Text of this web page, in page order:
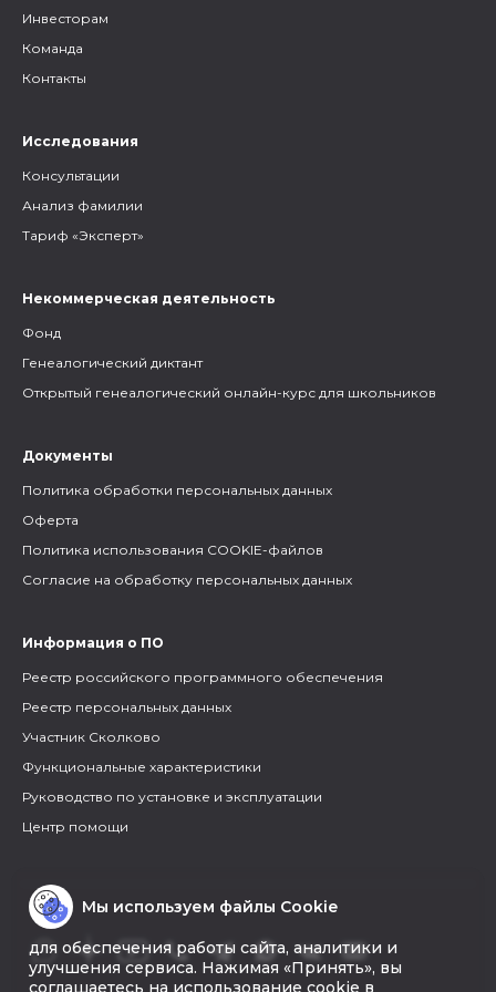
Инвесторам
Команда
Контакты
Исследования
Консультации
Анализ фамилии
Тариф «Эксперт»
Некоммерческая деятельность
Фонд
Генеалогический диктант
Открытый генеалогический онлайн-курс для школьников
Документы
Политика обработки персональных данных
Оферта
Политика использования COOKIE-файлов
Согласие на обработку персональных данных
Информация о ПО
Реестр российского программного обеспечения
Реестр персональных данных
Участник Сколково
Функциональные характеристики
Руководство по установке и эксплуатации
Центр помощи
Мы используем файлы Cookie
для обеспечения работы сайта, аналитики и
улучшения сервиса. Нажимая «Принять», вы
соглашаетесь на использование cookie в